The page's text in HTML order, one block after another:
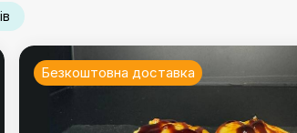
Безкоштовна доставка